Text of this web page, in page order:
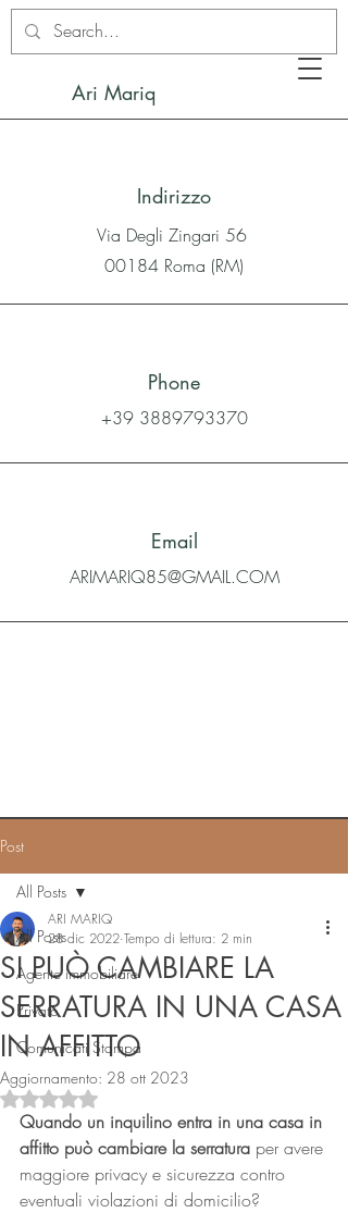
Ari Mariq
Indirizzo
Via Degli Zingari 56
00184 Roma (RM)
Phone
+39 3889793370
Email
ARIMARIQ85@GMAIL.COM
Connect
Post
All Posts
Agente immobiliare
Privato
Comunicati Stampa
All Posts
SI PUÒ CAMBIARE LA
SERRATURA IN UNA CASA
IN AFFITTO
ARI MARIQ
28 dic 2022 Tempo di lettura: 2 min
Aggiornamento: 28 ott 2023
Valutazione NaN stelle su 5.
Quando un inquilino entra in una casa in
affitto può cambiare la serratura per avere
maggiore privacy e sicurezza contro
eventuali violazioni di domicilio?